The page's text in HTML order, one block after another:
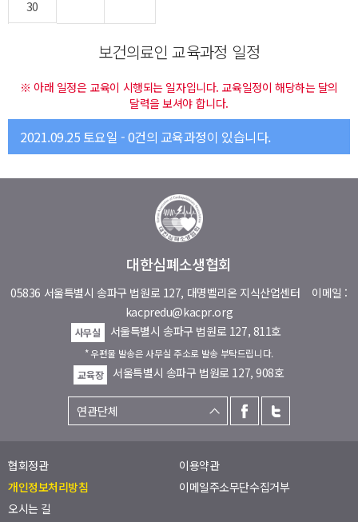
30
보건의료인 교육과정 일정
※ 아래 일정은 교육이 시행되는 일자입니다. 교육일정이 해당하는 달의
달력을 보셔야 합니다.
2021.09.25 토요일 - 0건의 교육과정이 있습니다.
대한심폐소생협회
05836 서울특별시 송파구 법원로 127, 대명벨리온 지식산업센터 이메일 :
kacpredu@kacpr.org
사무실 서울특별시 송파구 법원로 127, 811호
* 우편물 발송은 사무실 주소로 발송 부탁드립니다.
교육장
서울특별시 송파구 법원로 127, 908호
협회정관
이용약관
개인정보처리방침
이메일주소무단수집거부
오시는 길